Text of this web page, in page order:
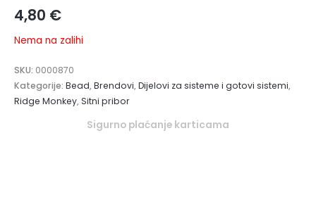
4,80 €
Nema na zalihi
SKU: 0000870
Kategorije: Bead,Brendovi,Dijelovi za sisteme i gotovi sistemi,
Ridge Monkey,Sitni pribor
Sigurno plaćanje karticama